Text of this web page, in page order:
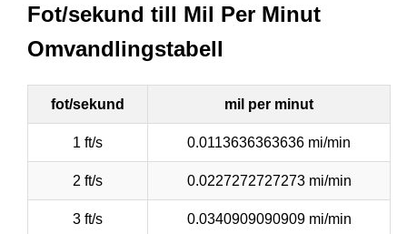
Fot/sekund till Mil Per Minut
Omvandlingstabell
fot/sekund mil per minut
1 ft/s 0.0113636363636 mi/min
2 ft/s 0.0227272727273 mi/min
3 ft/s 0.0340909090909 mi/min